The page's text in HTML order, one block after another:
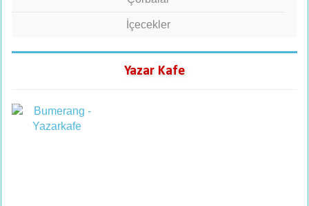
İçecekler
Yazar Kafe